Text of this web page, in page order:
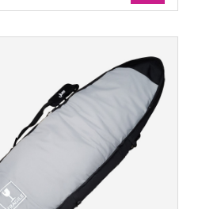
sock cover 7'0'' - Funda de surf,
Just
50cm
219cm